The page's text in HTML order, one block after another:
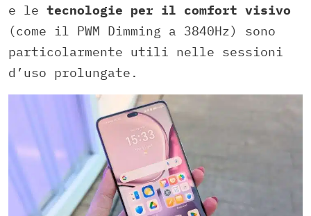
e le tecnologie per il comfort visivo
(come il PWM Dimming a 3840Hz) sono
particolarmente utili nelle sessioni
d’uso prolungate.